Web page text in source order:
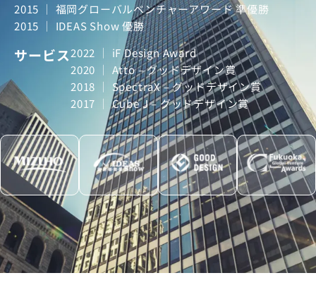
2015 ｜ 福岡グローバルベンチャーアワード 準優勝
2015 ｜ IDEAS Show 優勝
サービス2022 ｜ iF Design Award
2020 ｜ Atto – グッドデザイン賞
2018 ｜ SpectraX – グッドデザイン賞
2017 ｜ Cube J – グッドデザイン賞